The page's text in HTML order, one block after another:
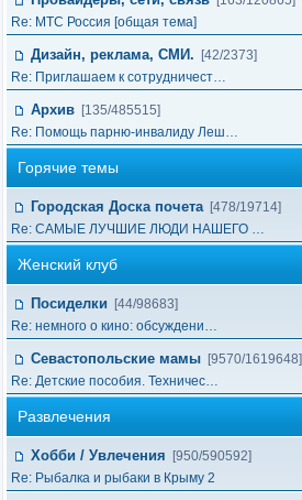
Re: МТС Россия [общая тема]
Дизайн, реклама, СМИ.
[42/2373]
Re: Приглашаем к сотрудничест…
Архив [135/485515]
Re: Помощь парню-инвалиду Леш…
Горячие темы
Городская Доска почета [478/19714]
Re: САМЫЕ ЛУЧШИЕ ЛЮДИ НАШЕГО …
Женский клуб
Посиделки
[44/98683]
Re: немного о кино: обсуждени…
Севастопольские мамы [9570/1619648]
Re: Детские пособия. Техничес…
Развлечения
Хобби / Увлечения
[950/590592]
Re: Рыбалка и рыбаки в Крыму 2